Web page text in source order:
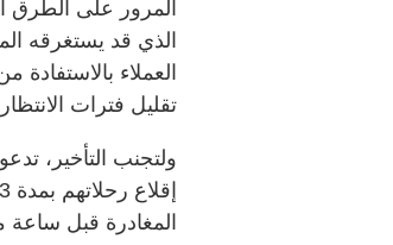
المرور على الطرق
الذي قد يستغرقه
العملاء
تقليل فترات
ولتجنب التأخير،
المغادرة قبل